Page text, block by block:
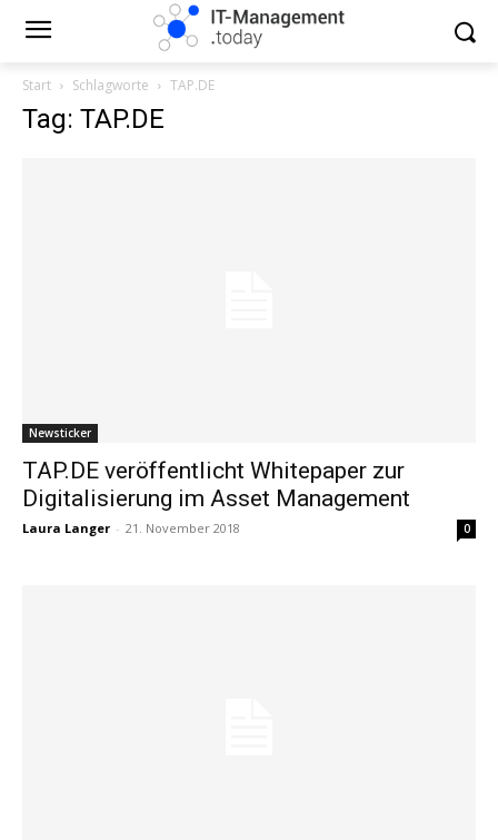
Start Schlagworte TAP.DE
Tag: TAP.DE
Newsticker
TAP.DE veröffentlicht Whitepaper zur
Digitalisierung im Asset Management
Laura Langer - 21. November 2018 0